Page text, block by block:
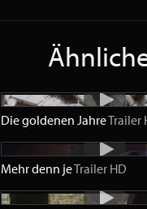
Die goldenen JahreTrailer
Mehr denn jeTrailer HD